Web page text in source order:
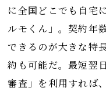
に全国どこでも自宅
ルモくん」。契約年
できるのが大きな特
約も可能だ。最短翌
審査」を利用すれば